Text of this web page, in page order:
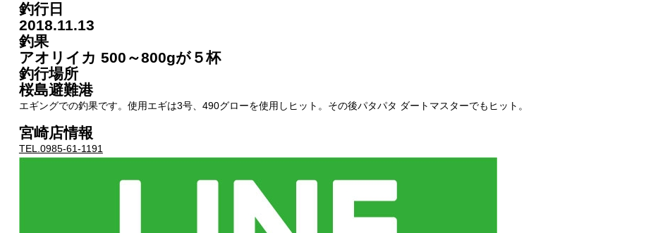
釣行日
2018.11.13
釣果
アオリイカ 500～800gが５杯
釣行場所
桜島避難港
エギングでの釣果です。使用エギは3号、490グローを使用しヒット。その後パタパタ ダートマスターでもヒット。
宮崎店情報
TEL.0985-61-1191